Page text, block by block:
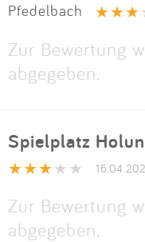
Pfedelbach
Zur Bewertung
abgegeben.
Spielplatz
Zur Bewertung
abgegeben.